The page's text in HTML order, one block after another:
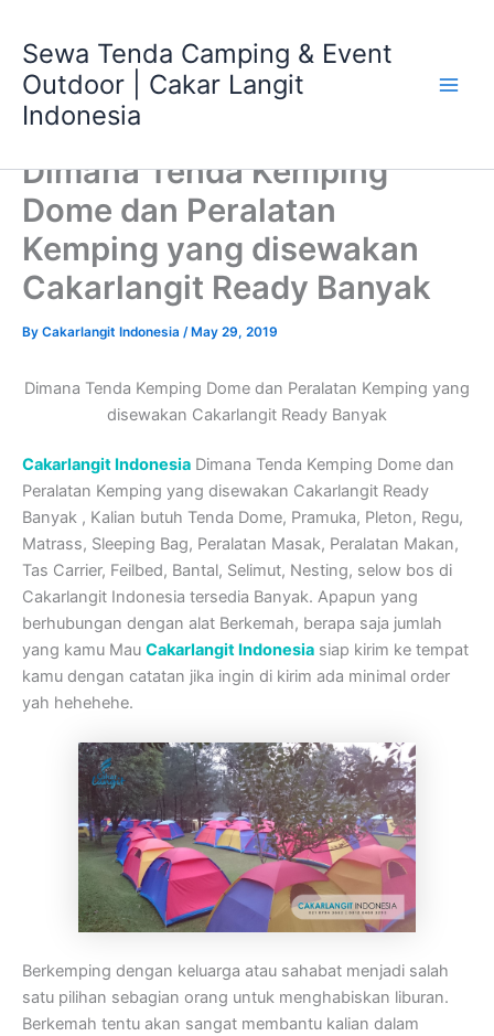
content
Sewa Tenda Camping & Event
Outdoor | Cakar Langit
Indonesia
Dimana Tenda Kemping
Dome dan Peralatan
Kemping yang disewakan
Cakarlangit Ready Banyak
By Cakarlangit Indonesia / May 29, 2019
Dimana Tenda Kemping Dome dan Peralatan Kemping yang
disewakan Cakarlangit Ready Banyak
Cakarlangit Indonesia Dimana Tenda Kemping Dome dan
Peralatan Kemping yang disewakan Cakarlangit Ready
Banyak , Kalian butuh Tenda Dome, Pramuka, Pleton, Regu,
Matrass, Sleeping Bag, Peralatan Masak, Peralatan Makan,
Tas Carrier, Feilbed, Bantal, Selimut, Nesting, selow bos di
Cakarlangit Indonesia tersedia Banyak. Apapun yang
berhubungan dengan alat Berkemah, berapa saja jumlah
yang kamu Mau Cakarlangit Indonesia siap kirim ke tempat
kamu dengan catatan jika ingin di kirim ada minimal order
yah hehehehe.
Berkemping dengan keluarga atau sahabat menjadi salah
satu pilihan sebagian orang untuk menghabiskan liburan.
Berkemah tentu akan sangat membantu kalian dalam